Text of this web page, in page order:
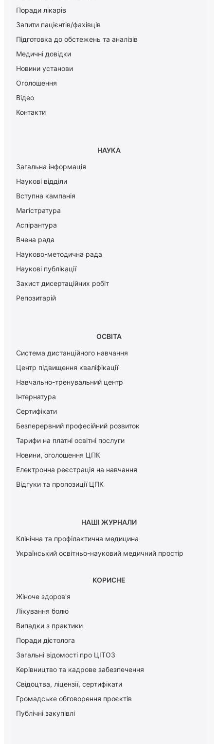
Поради лікарів
Запити пацієнтів/фахівців
Підготовка до обстежень та аналізів
Медичні довідки
Новини установи
Оголошення
Відео
Контакти
НАУКА
Загальна інформація
Наукові відділи
Вступна кампанія
Магістратура
Аспірантура
Вчена рада
Науково-методична рада
Наукові публікації
Захист дисертаційних робіт
Репозитарій
ОСВІТА
Система дистанційного навчання
Центр підвищення кваліфікації
Навчально-тренувальний центр
Інтернатура
Сертифікати
Безперервний професійний розвиток
Тарифи на платні освітні послуги
Новини, оголошення ЦПК
Електронна реєстрація на навчання
Відгуки та пропозиції ЦПК
НАШІ ЖУРНАЛИ
Клінічна та профілактична медицина
Український освітньо-науковий медичний простір
КОРИСНЕ
Жіноче здоров'я
Лікування болю
Випадки з практики
Поради дієтолога
Загальні відомості про ЦІТОЗ
Керiвництво та кадрове забезпечення
Свідоцтва, ліцензії, сертифікати
Громадське обговорення проєктів
Публічні закупівлі